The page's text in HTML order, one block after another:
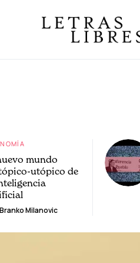
mundo
utópico de
Branko Milanovic